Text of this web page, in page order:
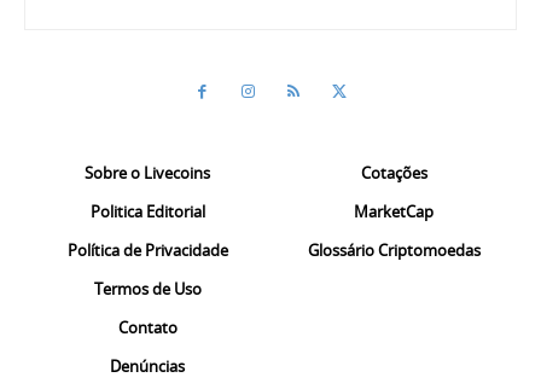
Sobre o Livecoins
Politica Editorial
Política de Privacidade
Termos de Uso
Contato
Denúncias
Cotações
MarketCap
Glossário Criptomoedas